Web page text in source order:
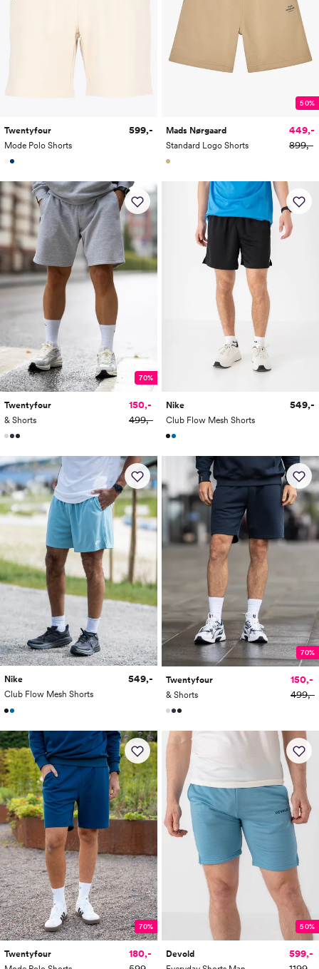
Twentyfour
Mode Polo Shorts
599,-
50%
Mads Nørgaard
Standard Logo Shorts
449,-
899,-
70%
Twentyfour
& Shorts
150,-
499,-
Nike
Club Flow Mesh Shorts
549,-
Nike
Club Flow Mesh Shorts
549,-
70%
Twentyfour
& Shorts
150,-
499,-
70%
Twentyfour
180,-
50%
Devold
599,-